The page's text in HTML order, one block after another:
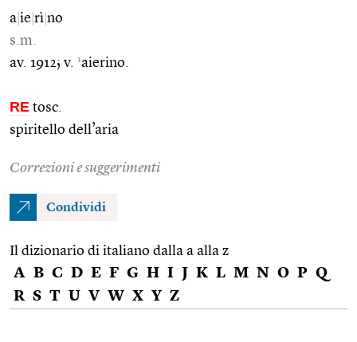
a ie rì no
s.m.
av. 1912; v.
1aierino.
RE tosc.
spiritello dell’aria
Correzioni e suggerimenti
Condividi
Il dizionario di italiano dalla a alla z
A B C D E F G H I J K L M N O P Q
R S T U V W X Y Z